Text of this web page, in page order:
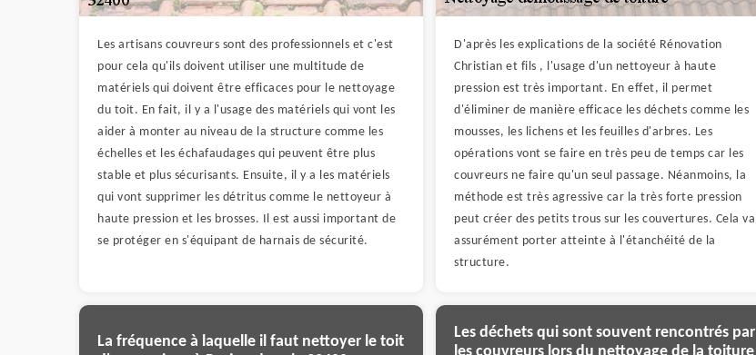
Les artisans couvreurs sont des professionnels et c'est
pour cela qu'ils doivent utiliser une multitude de
matériels qui doivent être efficaces pour le nettoyage
du toit. En fait, il y a l'usage des matériels qui vont les
aider à monter au niveau de la structure comme les
échelles et les échafaudages qui peuvent être plus
stable et plus sécurisants. Ensuite, il y a les matériels
qui vont supprimer les détritus comme le nettoyeur à
haute pression et les brosses. Il est aussi important de
se protéger en s'équipant de harnais de sécurité.
D'après les explications de la société Rénovation
Christian et fils , l'usage d'un nettoyeur à haute
pression est très important. En effet, il permet
d'éliminer de manière efficace les déchets comme les
mousses, les lichens et les feuilles d'arbres. Les
opérations vont se faire en très peu de temps car les
couvreurs ne faire qu'un seul passage. Néanmoins, la
méthode est très agressive car la très forte pression
peut créer des petits trous sur les couvertures. Cela va
assurément porter atteinte à l'étanchéité de la
structure.
La fréquence à laquelle il faut nettoyer le toit
Les déchets qui sont souvent rencontrés par
les couvreurs lors du nettoyage de la toiture